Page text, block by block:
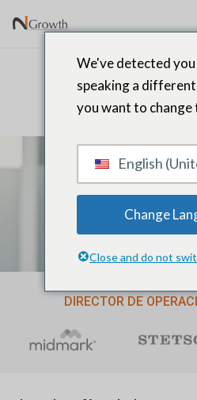
Director de
Búsqueda y
DIRECTOR DE
We've detected
speaking a
you want to change
English
Change
Close and do not